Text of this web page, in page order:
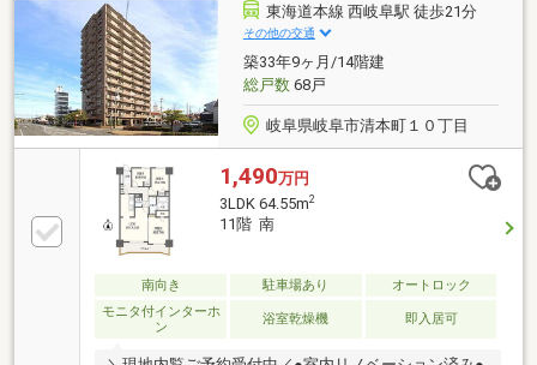
東海道本線 西岐阜駅 徒歩21分
その他の交通
築33年9ヶ月/14階建
総戸数68戸
岐阜県岐阜市清本町１０丁目
1,490万円
3LDK 64.55m2
11階 南
南向き 駐車場あり
オートロック
モニタ付インターホ
ン
浴室乾燥機 即入居可